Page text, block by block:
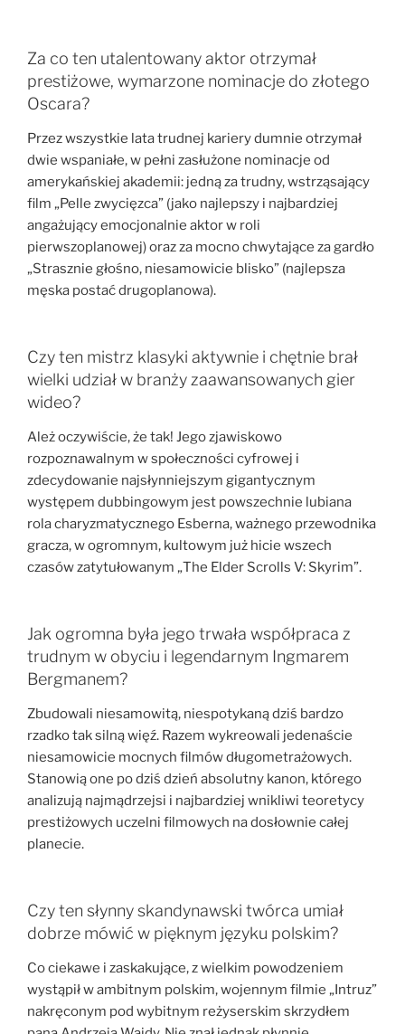
Za co ten utalentowany aktor otrzymał
prestiżowe, wymarzone nominacje do złotego
Oscara?
Przez wszystkie lata trudnej kariery dumnie otrzymał
dwie wspaniałe, w pełni zasłużone nominacje od
amerykańskiej akademii: jedną za trudny, wstrząsający
film „Pelle zwycięzca” (jako najlepszy i najbardziej
angażujący emocjonalnie aktor w roli
pierwszoplanowej) oraz za mocno chwytające za gardło
„Strasznie głośno, niesamowicie blisko” (najlepsza
męska postać drugoplanowa).
Czy ten mistrz klasyki aktywnie i chętnie brał
wielki udział w branży zaawansowanych gier
wideo?
Ależ oczywiście, że tak! Jego zjawiskowo
rozpoznawalnym w społeczności cyfrowej i
zdecydowanie najsłynniejszym gigantycznym
występem dubbingowym jest powszechnie lubiana
rola charyzmatycznego Esberna, ważnego przewodnika
gracza, w ogromnym, kultowym już hicie wszech
czasów zatytułowanym „The Elder Scrolls V: Skyrim”.
Jak ogromna była jego trwała współpraca z
trudnym w obyciu i legendarnym Ingmarem
Bergmanem?
Zbudowali niesamowitą, niespotykaną dziś bardzo
rzadko tak silną więź. Razem wykreowali jedenaście
niesamowicie mocnych filmów długometrażowych.
Stanowią one po dziś dzień absolutny kanon, którego
analizują najmądrzejsi i najbardziej wnikliwi teoretycy
prestiżowych uczelni filmowych na dosłownie całej
planecie.
Czy ten słynny skandynawski twórca umiał
dobrze mówić w pięknym języku polskim?
Co ciekawe i zaskakujące, z wielkim powodzeniem
wystąpił w ambitnym polskim, wojennym filmie „Intruz”
nakręconym pod wybitnym reżyserskim skrzydłem